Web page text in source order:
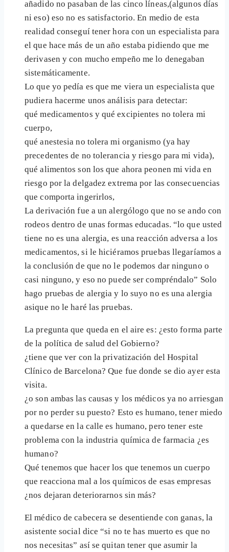
añadido no pasaban de las cinco líneas,(algunos días
ni eso) eso no es satisfactorio. En medio de esta
realidad conseguí tener hora con un especialista para
el que hace más de un año estaba pidiendo que me
derivasen y con mucho empeño me lo denegaban
sistemáticamente.
Lo que yo pedía es que me viera un especialista que
pudiera hacerme unos análisis para detectar:
qué medicamentos y qué excipientes no tolera mi
cuerpo,
qué anestesia no tolera mi organismo (ya hay
precedentes de no tolerancia y riesgo para mi vida),
qué alimentos son los que ahora peonen mi vida en
riesgo por la delgadez extrema por las consecuencias
que comporta ingerirlos,
La derivación fue a un alergólogo que no se ando con
rodeos dentro de unas formas educadas. “lo que usted
tiene no es una alergia, es una reacción adversa a los
medicamentos, si le hiciéramos pruebas llegaríamos a
la conclusión de que no le podemos dar ninguno o
casi ninguno, y eso no puede ser compréndalo” Solo
hago pruebas de alergia y lo suyo no es una alergia
asique no le haré las pruebas.
La pregunta que queda en el aire es: ¿esto forma parte
de la política de salud del Gobierno?
¿tiene que ver con la privatización del Hospital
Clínico de Barcelona? Que fue donde se dio ayer esta
visita.
¿o son ambas las causas y los médicos ya no arriesgan
por no perder su puesto? Esto es humano, tener miedo
a quedarse en la calle es humano, pero tener este
problema con la industria química de farmacia ¿es
humano?
Qué tenemos que hacer los que tenemos un cuerpo
que reacciona mal a los químicos de esas empresas
¿nos dejaran deteriorarnos sin más?
El médico de cabecera se desentiende con ganas, la
asistente social dice “si no te has muerto es que no
nos necesitas” así se quitan tener que asumir la